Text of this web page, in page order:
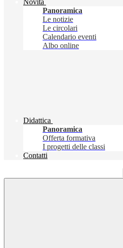
Novità
Panoramica
Le notizie
Le circolari
Calendario eventi
Albo online
Didattica
Panoramica
Offerta formativa
I progetti delle classi
Contatti